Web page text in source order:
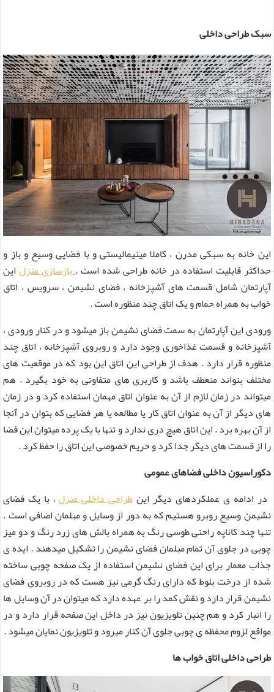
سبک طراحی داخلی
این خانه به سبکی مدرن ، کاملا مینیمالیستی و با فضایی وسیع و باز و
حداکثر قابلیت استفاده در خانه طراحی شده است .بازسازی منزل این
آپارتمان شامل قسمت های آشپزخانه ، فضای نشیمن ، سرویس ، اتاق
خواب به همراه حمام و یک اتاق چند منظوره است .
ورودی این آپارتمان به سمت فضای نشیمن باز میشود و در کنار ورودی ،
آشپزخانه و قسمت غذاخوری وجود دارد و روبروی آشپزخانه ، اتاق چند
منظوره قرار دارد . هدف از طراحی این اتاق این بود که در موقعیت های
مختلف بتواند منعطف باشد و کاربری های متفاوتی به خود بگیرد . هم
میتواند در زمان لازم از آن به عنوان اتاق مهمان استفاده کرد و در زمان
های دیگر از آن به عنوان اتاق کار یا مطالعه یا هر فضایی که بتوان در آنجا
از آن بهره برد . این اتاق هیچ دری ندارد و تنها با یک پرده میتوان این فضا
را از قسمت های دیگر جدا کرد و حریم خصوصی این اتاق را حفظ کرد .
دکوراسیون داخلی فضاهای عمومی
در ادامه ی عملکردهای دیگر اینطراحی داخلی منزل، با یک فضای
نشیمن وسیع روبرو هستیم که به دور از وسایل و مبلمان اضافی است .
تنها چند کاناپه راحتی طوسی رنگ به همراه بالش های زرد رنگ و دو میز
چوبی در جلوی آن تمام مبلمان فضای نشیمن را تشکیل میدهند . ایده ی
جذاب معمار برای این فضای نشیمن استفاده از یک صفحه چوبی ساخته
شده از درخت بلوط که دارای رنگ گرمی نیز هست که در روبروی فضای
نشیمن قرار دارد و نقش کمد را بر عهده دارد که میتوان در آن وسایل ها
را انبار کرد و هم چنین تلویزیون نیز در داخل این صفحه قرار دارد و در
مواقع لزوم محفظه ی چوبی جلوی آن کنار میرود و تلویزیون نمایان میشود .
طراحی داخلی اتاق خواب ها